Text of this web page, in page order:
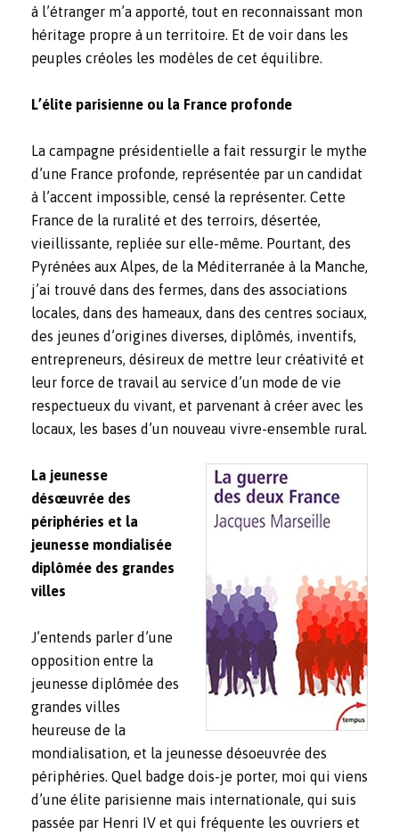
à l’étranger m’a apporté, tout en reconnaissant mon
héritage propre à un territoire. Et de voir dans les
peuples créoles les modèles de cet équilibre.
L’élite parisienne ou la France profonde
La campagne présidentielle a fait ressurgir le mythe
d’une France profonde, représentée par un candidat
à l’accent impossible, censé la représenter. Cette
France de la ruralité et des terroirs, désertée,
vieillissante, repliée sur elle-même. Pourtant, des
Pyrénées aux Alpes, de la Méditerranée à la Manche,
j’ai trouvé dans des fermes, dans des associations
locales, dans des hameaux, dans des centres sociaux,
des jeunes d’origines diverses, diplômés, inventifs,
entrepreneurs, désireux de mettre leur créativité et
leur force de travail au service d’un mode de vie
respectueux du vivant, et parvenant à créer avec les
locaux, les bases d’un nouveau vivre-ensemble rural.
La jeunesse
désœuvrée des
périphéries et la
jeunesse mondialisée
diplômée des grandes
villes
J’entends parler d’une
opposition entre la
jeunesse diplômée des
grandes villes
heureuse de la
mondialisation, et la jeunesse désoeuvrée des
périphéries. Quel badge dois-je porter, moi qui viens
d’une élite parisienne mais internationale, qui suis
passée par Henri IV et qui fréquente les ouvriers et